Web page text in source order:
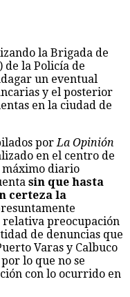
la Brigada de
de la Policía de
un eventual
y el posterior
en la ciudad de
porLa Opinión
en el centro de
máximo diario
sin que hasta
certeza la
relativa preocupación
de denuncias que
Varas y Calbuco
lo que no se
con lo ocurrido en